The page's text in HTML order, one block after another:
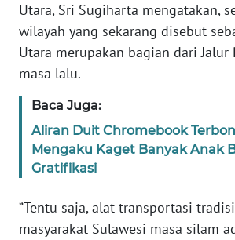
Utara, Sri Sugiharta mengatakan,
wilayah yang sekarang disebut
Utara merupakan bagian dari Jalur
masa lalu.
Baca Juga:
Aliran Duit Chromebook
Mengaku Kaget Banyak Anak
Gratifikasi
“Tentu saja, alat transportasi
masyarakat Sulawesi masa silam
INFO
IKLAN
TENTANG
PEDOMAN
MEDIA
SIBER
REDAKSI